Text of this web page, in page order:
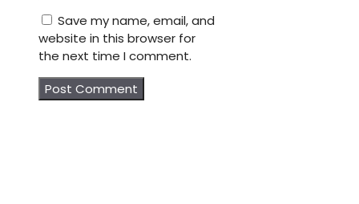
Save my name, email, and
website in this browser for
the next time I comment.